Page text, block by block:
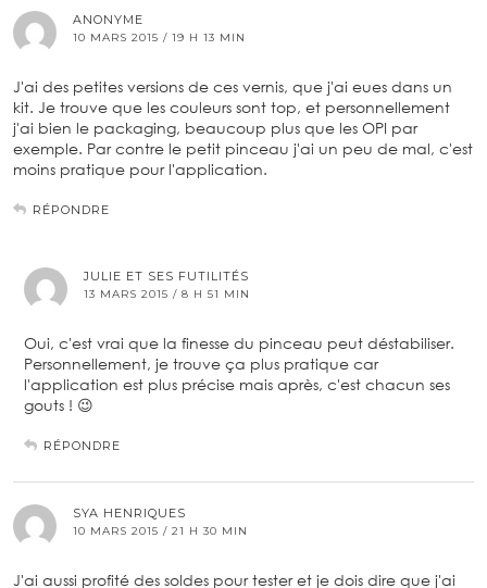
ANONYME
10 MARS 2015 / 19 H 13 MIN
J'ai des petites versions de ces vernis, que j'ai eues dans un
kit. Je trouve que les couleurs sont top, et personnellement
j'ai bien le packaging, beaucoup plus que les OPI par
exemple. Par contre le petit pinceau j'ai un peu de mal, c'est
moins pratique pour l'application.
RÉPONDRE
JULIE ET SES FUTILITÉS
13 MARS 2015 / 8 H 51 MIN
Oui, c'est vrai que la finesse du pinceau peut déstabiliser.
Personnellement, je trouve ça plus pratique car
l'application est plus précise mais après, c'est chacun ses
gouts ! 😉
RÉPONDRE
SYA HENRIQUES
10 MARS 2015 / 21 H 30 MIN
J'ai aussi profité des soldes pour tester et je dois dire que j'ai